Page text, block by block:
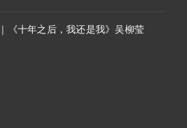
《十年之后，我还是我》吴柳莹